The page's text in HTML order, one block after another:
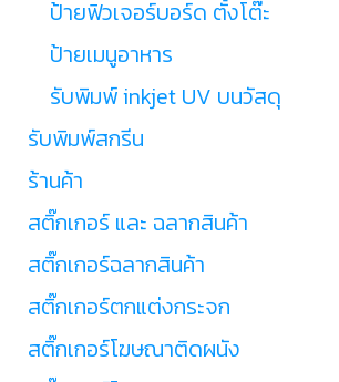
ป้ายฟิวเจอร์บอร์ด ตั้งโต๊ะ
ป้ายเมนูอาหาร
รับพิมพ์ inkjet UV บนวัสดุ
รับพิมพ์สกรีน
ร้านค้า
สติ๊กเกอร์ และ ฉลากสินค้า
สติ๊กเกอร์ฉลากสินค้า
สติ๊กเกอร์ตกแต่งกระจก
สติ๊กเกอร์โฆษณาติดผนัง